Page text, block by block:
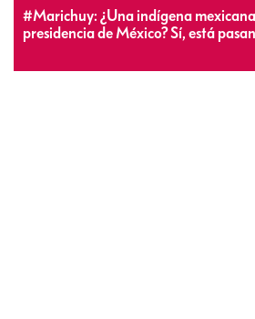
#Marichuy: ¿Una indígena
presidencia de México? Sí, está